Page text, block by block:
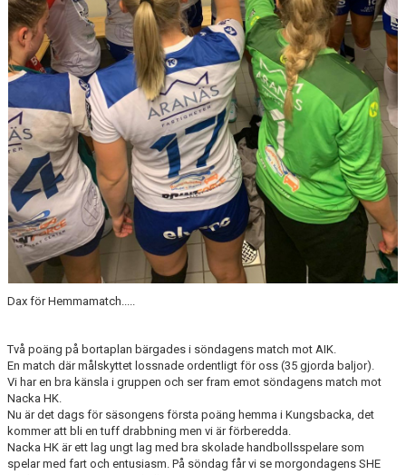
Dax för Hemmamatch.....
Två poäng på bortaplan bärgades i söndagens match mot AIK.
En match där målskyttet lossnade ordentligt för oss (35 gjorda baljor).
Vi har en bra känsla i gruppen och ser fram emot söndagens match mot
Nacka HK.
Nu är det dags för säsongens första poäng hemma i Kungsbacka, det
kommer att bli en tuff drabbning men vi är förberedda.
Nacka HK är ett lag ungt lag med bra skolade handbollsspelare som
spelar med fart och entusiasm. På söndag får vi se morgondagens SHE